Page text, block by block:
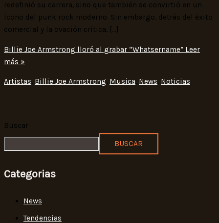
redefinió su carrera, sino que también se convirtió en un
ícono del punk rock moderno. Sin embargo, detrás del éxito
comercial y la ovación crítica, […]
Billie Joe Armstrong lloró al grabar “Whatsername” Leer
más »
Artistas, Billie Joe Armstrong, Musica, News, Noticias
Buscar
BUSCAR
Categorias
News
Tendencias